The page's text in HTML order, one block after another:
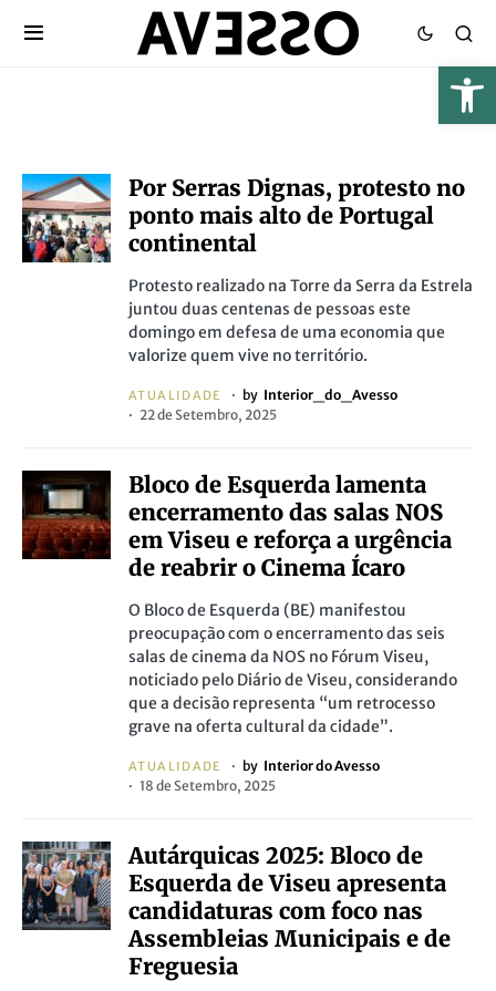
Por Serras Dignas, protesto no
ponto mais alto de Portugal
continental
Protesto realizado na Torre da Serra da Estrela
juntou duas centenas de pessoas este
domingo em defesa de uma economia que
valorize quem vive no território.
ATUALIDADE by Interior_do_Avesso
22 de Setembro, 2025
Bloco de Esquerda lamenta
encerramento das salas NOS
em Viseu e reforça a urgência
de reabrir o Cinema Ícaro
O Bloco de Esquerda (BE) manifestou
preocupação com o encerramento das seis
salas de cinema da NOS no Fórum Viseu,
noticiado pelo Diário de Viseu, considerando
que a decisão representa “um retrocesso
grave na oferta cultural da cidade”.
ATUALIDADE by Interior do Avesso
18 de Setembro, 2025
Autárquicas 2025: Bloco de
Esquerda de Viseu apresenta
candidaturas com foco nas
Assembleias Municipais e de
Freguesia